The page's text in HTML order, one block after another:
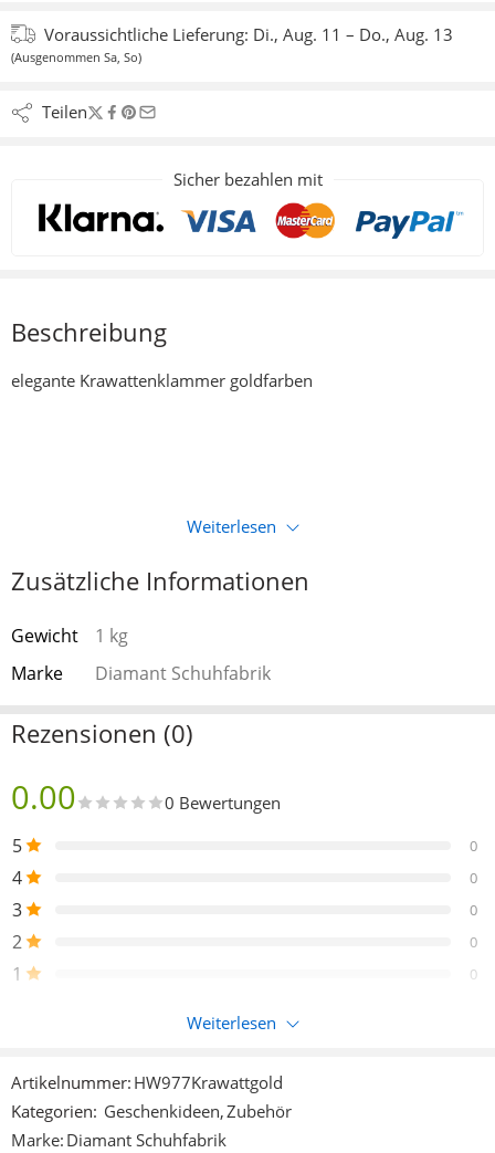
Voraussichtliche Lieferung: Di., Aug. 11 – Do., Aug. 13
(Ausgenommen Sa, So)
Teilen
Sicher bezahlen mit
Beschreibung
elegante Krawattenklammer goldfarben
Weiterlesen
Zusätzliche Informationen
Gewicht
1 kg
Marke
Diamant Schuhfabrik
Rezensionen (0)
0.00 0 Bewertungen
5 0
4 0
3 0
2 0
1 0
Nur eingeloggte Kunden, die dieses Produkt gekauft haben,
Rezensionen
Weiterlesen
Artikelnummer: HW977Krawattgold
Kategorien: Geschenkideen,Zubehör
Marke: Diamant Schuhfabrik